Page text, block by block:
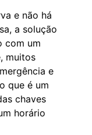
e não há
a solução
com um
muitos
e
que é um
chaves
horário